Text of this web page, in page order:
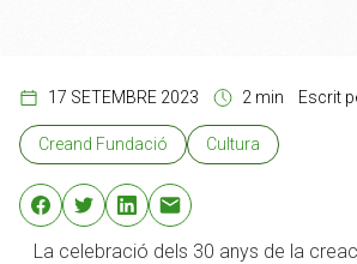
17 SETEMBRE 2023 2 min Escrit
Creand Fundació Cultura
La celebració dels 30 anys de la